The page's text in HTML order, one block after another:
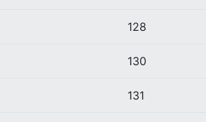
128
130
131